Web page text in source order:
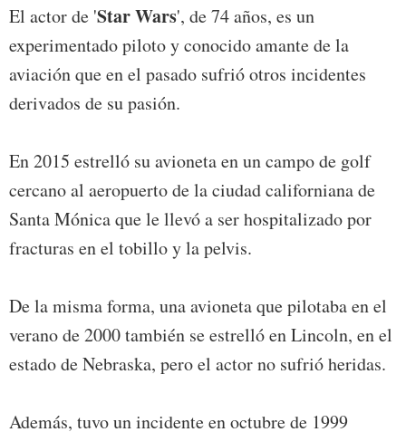
El actor de 'Star Wars', de 74 años, es un
experimentado piloto y conocido amante de la
aviación que en el pasado sufrió otros incidentes
derivados de su pasión.
En 2015 estrelló su avioneta en un campo de golf
cercano al aeropuerto de la ciudad californiana de
Santa Mónica que le llevó a ser hospitalizado por
fracturas en el tobillo y la pelvis.
De la misma forma, una avioneta que pilotaba en el
verano de 2000 también se estrelló en Lincoln, en el
estado de Nebraska, pero el actor no sufrió heridas.
Además, tuvo un incidente en octubre de 1999